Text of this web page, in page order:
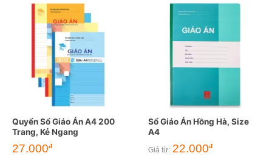
Quyển Sổ Giáo Án A4 200
Trang, Kẻ Ngang
27.000đ
Sổ Giáo Án Hồng Hà, Size
A4
Giá từ: 22.000đ